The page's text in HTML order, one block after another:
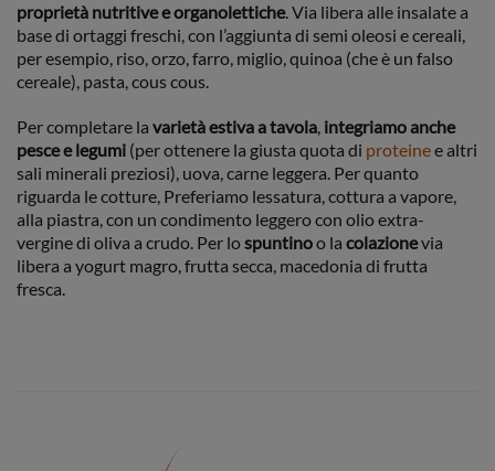
proprietà nutritive e organolettiche. Via libera alle insalate a
base di ortaggi freschi, con l’aggiunta di semi oleosi e cereali,
per esempio, riso, orzo, farro, miglio, quinoa (che è un falso
cereale), pasta, cous cous.
Per completare la varietà estiva a tavola, integriamo anche
pesce e legumi (per ottenere la giusta quota di proteinee altri
sali minerali preziosi), uova, carne leggera. Per quanto
riguarda le cotture, Preferiamo lessatura, cottura a vapore,
alla piastra, con un condimento leggero con olio extra-
vergine di oliva a crudo. Per lospuntinoo la colazionevia
libera a yogurt magro, frutta secca, macedonia di frutta
fresca.